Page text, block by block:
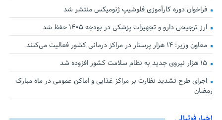
فراخوان دوره کارآموزی فلوشیپ ژنومیکس منتشر شد
ارز ترجیحی دارو و تجهیزات پزشکی در بودجه ۱۴۰۵ حفظ شد
معاون وزیر: ۱۴ هزار پرستار در مراکز درمانی کشور فعالیت می‌کنند
۱۵ هزار نیروی جدید به نظام سلامت کشور افزوده شد
اجرای طرح تشدید نظارت بر مراکز غذایی و اماکن عمومی در ماه مبارک
رمضان